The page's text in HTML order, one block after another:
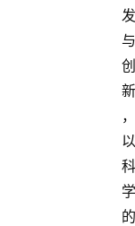
发
与
创
新
，
以
科
学
的